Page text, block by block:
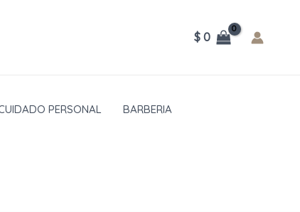
$0
PERSONAL BARBERIA